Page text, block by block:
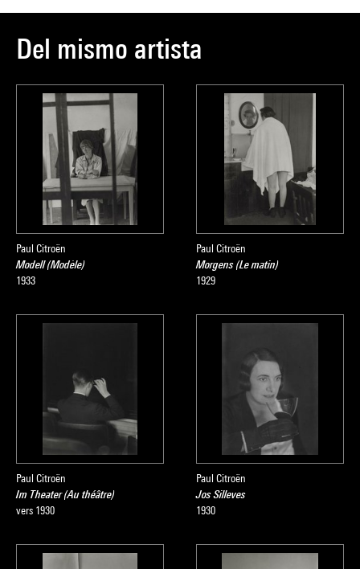
Del mismo artista
Paul Citroën
Modell (Modèle)
1933
Paul Citroën
Morgens (Le matin)
1929
Paul Citroën
Im Theater (Au théâtre)
vers 1930
Paul Citroën
Jos Silleves
1930